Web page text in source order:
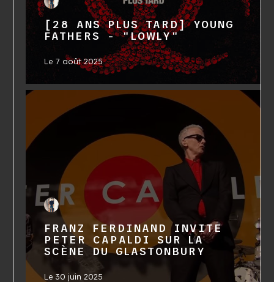
[28 ANS PLUS TARD] YOUNG
FATHERS - "LOWLY"
Le7 août 2025
FRANZ FERDINAND INVITE
PETER CAPALDI SUR LA
SCÈNE DU GLASTONBURY
Le30 juin 2025